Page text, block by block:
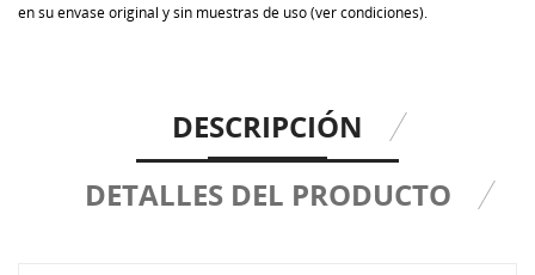
en su envase original y sin muestras de uso (ver condiciones).
DESCRIPCIÓN
DETALLES DEL PRODUCTO